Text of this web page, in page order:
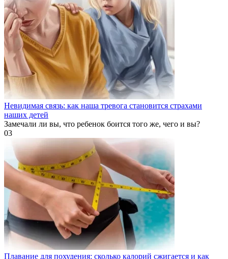
Невидимая связь: как наша тревога становится страхами
наших детей
Замечали ли вы, что ребенок боится того же, чего и вы?
03
Плавание для похудения: сколько калорий сжигается и как